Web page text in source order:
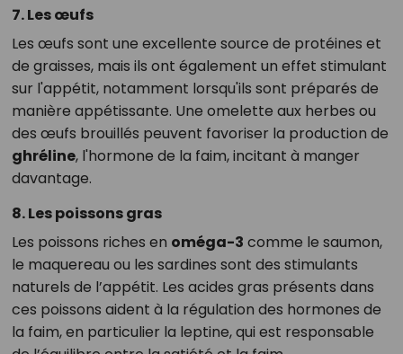
7. Les œufs
Les œufs sont une excellente source de protéines et
de graisses, mais ils ont également un effet stimulant
sur l'appétit, notamment lorsqu'ils sont préparés de
manière appétissante. Une omelette aux herbes ou
des œufs brouillés peuvent favoriser la production de
ghréline, l'hormone de la faim, incitant à manger
davantage.
8. Les poissons gras
Les poissons riches en oméga-3 comme le saumon,
le maquereau ou les sardines sont des stimulants
naturels de l’appétit. Les acides gras présents dans
ces poissons aident à la régulation des hormones de
la faim, en particulier la leptine, qui est responsable